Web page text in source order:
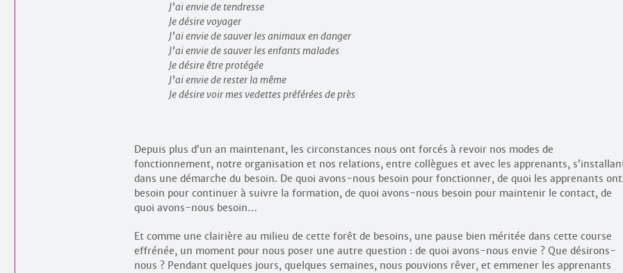
J’ai envie de tendresse
Je désire voyager
J’ai envie de sauver les animaux en danger
J’ai envie de sauver les enfants malades
Je désire être protégée
J’ai envie de rester la même
Je désire voir mes vedettes préférées de près
Depuis plus d’un an maintenant, les circonstances nous ont forcés à revoir nos modes de
fonctionnement, notre organisation et nos relations, entre collègues et avec les apprenants,
dans une démarche du besoin. De quoi avons-nous besoin pour fonctionner, de quoi les apprenants ont
besoin pour continuer à suivre la formation, de quoi avons-nous besoin pour maintenir le contact, de
quoi avons-nous besoin…
Et comme une clairière au milieu de cette forêt de besoins, une pause bien méritée dans cette course
effrénée, un moment pour nous poser une autre question : de quoi avons-nous envie ? Que désirons-
nous ? Pendant quelques jours, quelques semaines, nous pouvions rêver, et emmener les apprenants